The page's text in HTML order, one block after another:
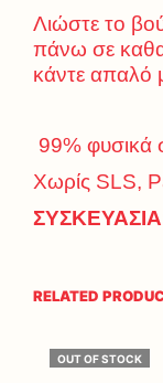
Λιώστε το
πάνω σε
κάντε απαλό
99% φυσικά
Χωρίς SLS,
RELATED
OUT OF STOCK